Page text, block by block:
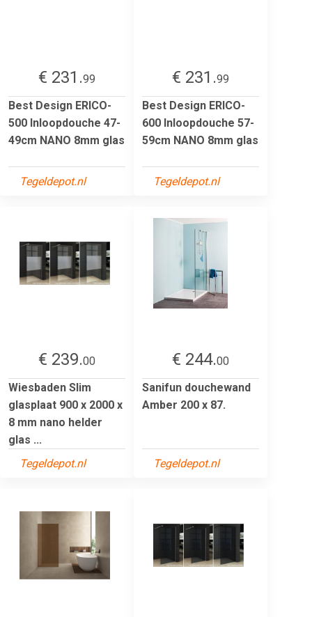
€ 231.99
Best Design ERICO-
500 Inloopdouche 47-
49cm NANO 8mm glas
Tegeldepot.nl
€ 231.99
Best Design ERICO-
600 Inloopdouche 57-
59cm NANO 8mm glas
Tegeldepot.nl
€ 239.00
Wiesbaden Slim
glasplaat 900 x 2000 x
8 mm nano helder
glas ...
Tegeldepot.nl
€ 244.00
Sanifun douchewand
Amber 200 x 87.
Tegeldepot.nl